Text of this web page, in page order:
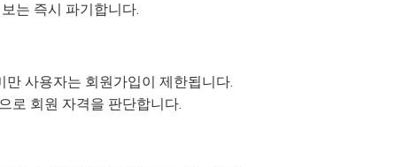
는 즉시 파기합니다.
사용자는 회원가입이 제한됩니다.
로 회원 자격을 판단합니다.